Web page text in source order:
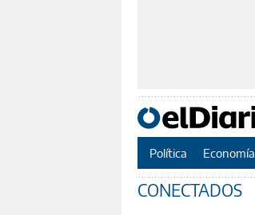
Política Economía
CONECTADOS